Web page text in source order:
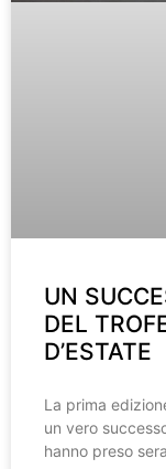
UN
DEL
D’ESTATE
La prima
un vero
hanno preso